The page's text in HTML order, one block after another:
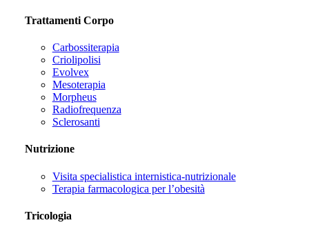
Trattamenti Corpo
Carbossiterapia
Criolipolisi
Evolvex
Mesoterapia
Morpheus
Radiofrequenza
Sclerosanti
Nutrizione
Visita specialistica internistica-nutrizionale
Terapia farmacologica per l’obesità
Tricologia